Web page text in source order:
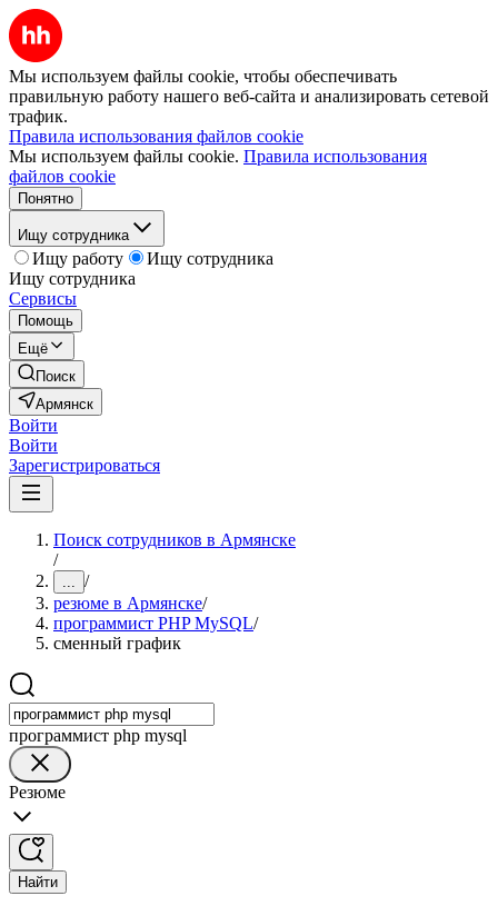
Мы используем файлы cookie, чтобы обеспечивать
правильную работу нашего веб-сайта и анализировать сетевой
трафик.
Правила использования файлов cookie
Мы используем файлы cookie. Правила использования
файлов cookie
Понятно
Ищу сотрудника
Ищу работу
Ищу сотрудника
Ищу сотрудника
Сервисы
Помощь
Ещё
Поиск
Армянск
Войти
Войти
Зарегистрироваться
Поиск сотрудников в Армянске
/
... /
резюме в Армянске/
программист PHP MySQL/
сменный график
программист php mysql
Резюме
Найти